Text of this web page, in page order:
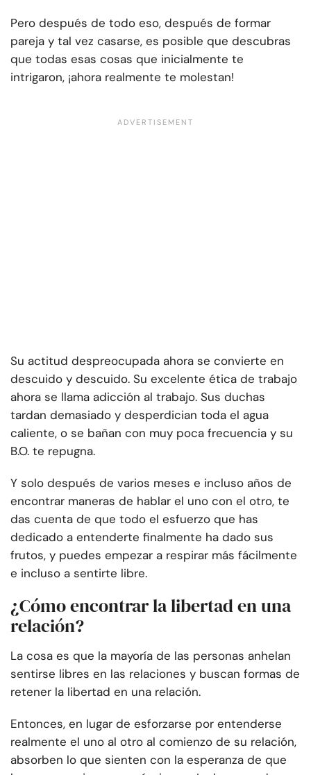
Pero después de todo eso, después de formar
pareja y tal vez casarse, es posible que descubras
que todas esas cosas que inicialmente te
intrigaron, ¡ahora realmente te molestan!
Su actitud despreocupada ahora se convierte en
descuido y descuido. Su excelente ética de trabajo
ahora se llama adicción al trabajo. Sus duchas
tardan demasiado y desperdician toda el agua
caliente, o se bañan con muy poca frecuencia y su
B.O. te repugna.
Y solo después de varios meses e incluso años de
encontrar maneras de hablar el uno con el otro, te
das cuenta de que todo el esfuerzo que has
dedicado a entenderte finalmente ha dado sus
frutos, y puedes empezar a respirar más fácilmente
e incluso a sentirte libre.
¿Cómo encontrar la libertad en una
relación?
La cosa es que la mayoría de las personas anhelan
sentirse libres en las relaciones y buscan formas de
retener la libertad en una relación.
Entonces, en lugar de esforzarse por entenderse
realmente el uno al otro al comienzo de su relación,
absorben lo que sienten con la esperanza de que